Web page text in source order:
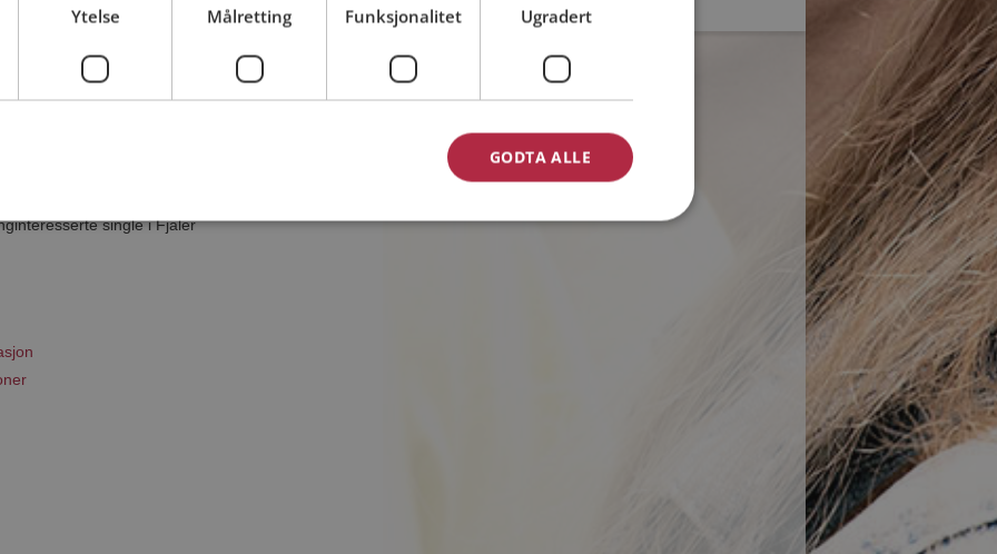
til riktig sted. På Møteplassen kan du bli
single i Fjaler
Terms
Terms
Ytelse Målretting Funksjonalitet Ugradert
GODTA ALLE